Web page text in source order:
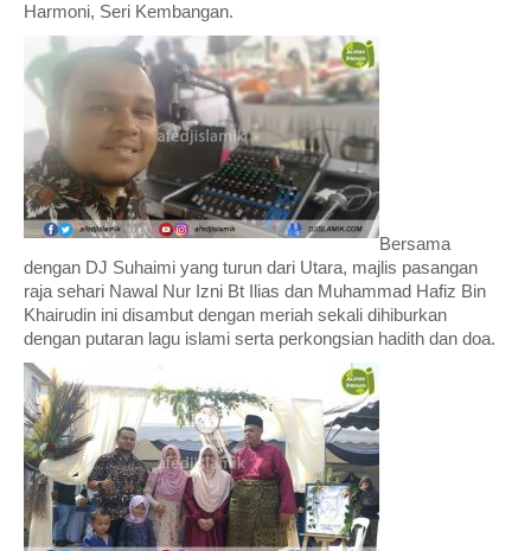
Harmoni, Seri Kembangan.
Bersama
dengan DJ Suhaimi yang turun dari Utara, majlis pasangan
raja sehari Nawal Nur Izni Bt Ilias dan Muhammad Hafiz Bin
Khairudin ini disambut dengan meriah sekali dihiburkan
dengan putaran lagu islami serta perkongsian hadith dan doa.